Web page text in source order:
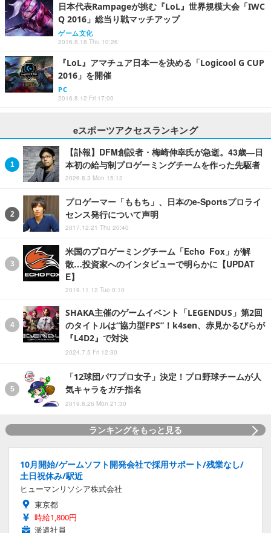
日本代表Rampageが挑む『LoL』世界規模大会「IWC
Q 2016」総当り戦マッチアップ
ゲーム文化
2016.8.18 Thu 10:26
『LoL』アマチュア日本一を決める「Logicool G CUP
2016」を開催
PC
2016.8.12 Fri 17:00
eスポーツアクセスランキング
【訃報】DFM創設者・梅崎伸幸氏が急逝。43歳―日
本初の給与制プロゲーミングチームを作った先駆者
2026.8.3 Mon 15:12
プロゲーマー「ももち」、日本のe-Sportsプロライ
センス発行について声明
2017.12.21 Thu 20:40
米国のプロゲーミングチーム「Echo Fox」が解
散…投資家へのインタビューで明らかに【UPDAT
E】
2019.11.12 Tue 0:10
SHAKA主催のゲームイベント「LEGENDUS」第2回
のタイトルは“協力型FPS”！k4sen、赤見かるびらが
『L4D2』で対決
2024.7.5 Fri 12:30
「12球団パワプロ女子」決定！プロ野球チームが人
気キャラをガチ指名
2019.8.26 Mon 21:30
ランキングをもっと見る
10月開始/ゲームソフト開発会社で採用サポート/残業なし/
土日祝休み/駅近
ヒューマンリソシア株式会社
東京都
時給1,800円
派遣社員